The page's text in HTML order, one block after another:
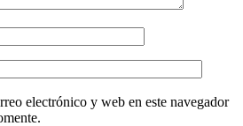
electrónico y web en este navegador